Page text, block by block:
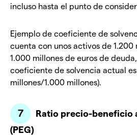
incluso hasta el punto de
Ejemplo de coeficiente de
cuenta con unos activos de 1.200
1.000 millones de euros de
coeficiente de solvencia actual es
millones/1.000 millones).
Ratio precio-beneficio
(PEG)